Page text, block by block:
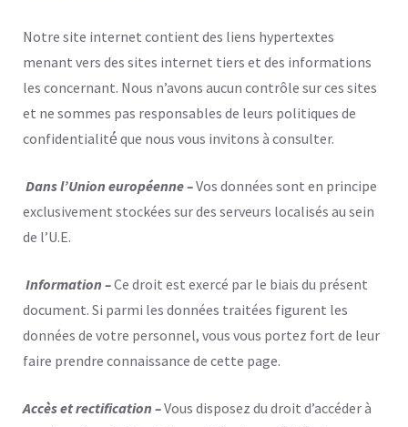
Notre site internet contient des liens hypertextes
menant vers des sites internet tiers et des informations
les concernant. Nous n’avons aucun contrôle sur ces sites
et ne sommes pas responsables de leurs politiques de
confidentialité́ que nous vous invitons à consulter.
Dans l’Union européenne –Vos données sont en principe
exclusivement stockées sur des serveurs localisés au sein
de l’U.E.
Information –Ce droit est exercé par le biais du présent
document. Si parmi les données traitées figurent les
données de votre personnel, vous vous portez fort de leur
faire prendre connaissance de cette page.
Accès et rectification –Vous disposez du droit d’accéder à